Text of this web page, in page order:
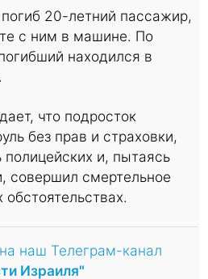
погиб 20-летний пассажир,
с ним в машине. По
находился в
что подросток
без прав и страховки,
и, пытаясь
совершил смертельное
наш Телеграм-канал
Израиля"